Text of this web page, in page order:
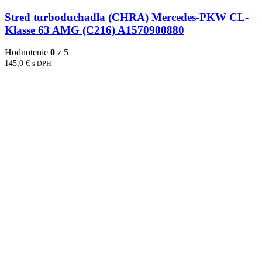
Stred turboduchadla (CHRA) Mercedes-PKW CL-
Klasse 63 AMG (C216) A1570900880
Hodnotenie 0 z 5
145,0 € s DPH